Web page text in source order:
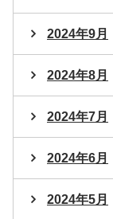
2024年9月
2024年8月
2024年7月
2024年6月
2024年5月